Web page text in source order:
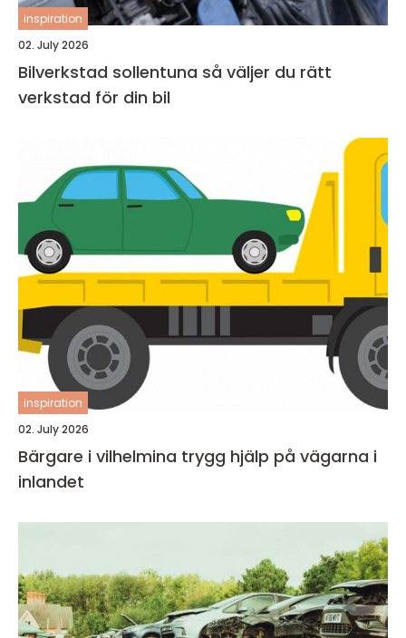
inspiration
02. July 2026
Bilverkstad sollentuna så väljer du rätt
verkstad för din bil
inspiration
02. July 2026
Bärgare i vilhelmina trygg hjälp på vägarna i
inlandet